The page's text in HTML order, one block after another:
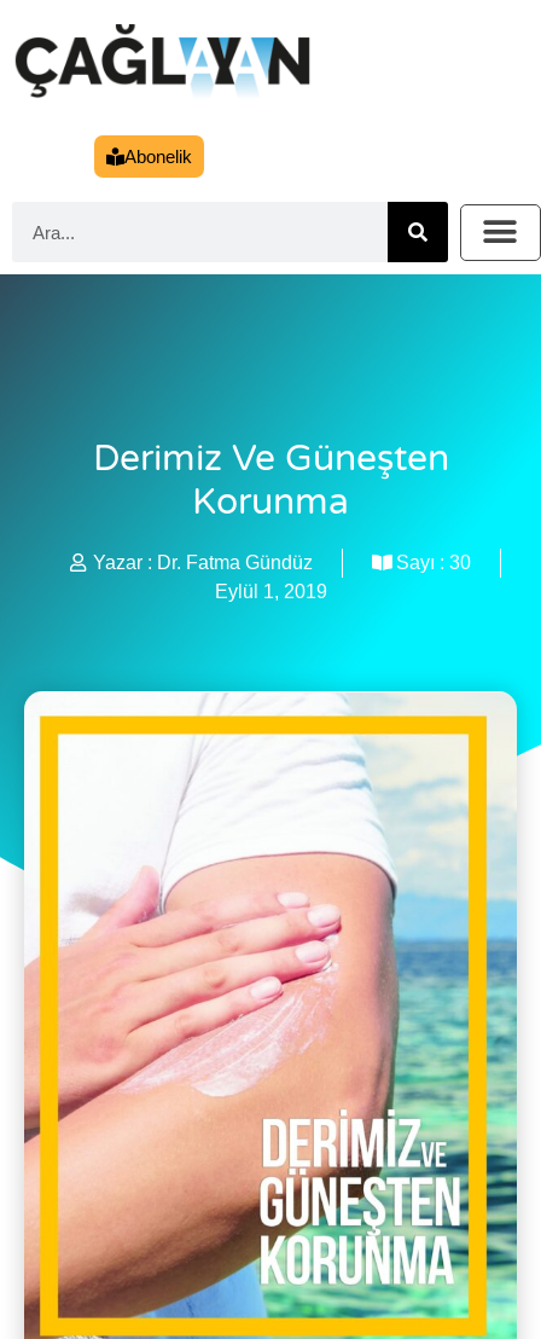
Abonelik
Derimiz Ve Güneşten
Korunma
Yazar : Dr. Fatma Gündüz Sayı : 30
Eylül 1, 2019